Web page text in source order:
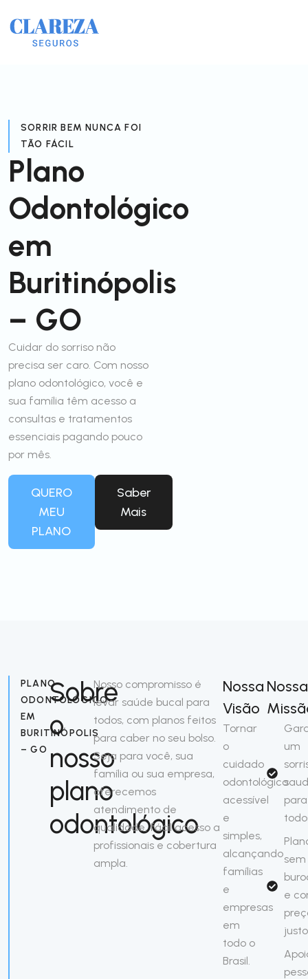
SORRIR BEM NUNCA FOI
TÃO FÁCIL
Plano
Odontológico
em
Buritinópolis
– GO
Cuidar do sorriso não
precisa ser caro. Com nosso
plano odontológico, você e
sua família têm acesso a
consultas e tratamentos
essenciais pagando pouco
por mês.
QUERO
MEU
PLANO
Saber
Mais
PLANO
ODONTOLÓGICO
EM
BURITINÓPOLIS
– GO
Sobre
o
nosso
plano
odontológico
Nosso compromisso é
levar saúde bucal para
todos, com planos feitos
para caber no seu bolso.
Seja para você, sua
família ou sua empresa,
oferecemos
atendimento de
qualidade, fácil acesso a
profissionais e cobertura
ampla.
Nossa
Visão
Tornar
o
cuidado
odontológico
acessível
e
simples,
alcançando
famílias
e
empresas
em
todo o
Brasil.
Nossa
um
para
sem
e
justo